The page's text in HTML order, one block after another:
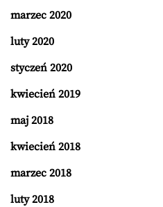
marzec 2020
luty 2020
styczeń 2020
kwiecień 2019
maj 2018
kwiecień 2018
marzec 2018
luty 2018